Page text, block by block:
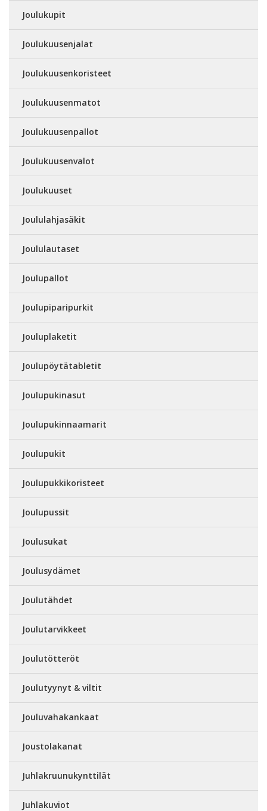
Joulukupit
Joulukuusenjalat
Joulukuusenkoristeet
Joulukuusenmatot
Joulukuusenpallot
Joulukuusenvalot
Joulukuuset
Joululahjasäkit
Joululautaset
Joulupallot
Joulupiparipurkit
Jouluplaketit
Joulupöytätabletit
Joulupukinasut
Joulupukinnaamarit
Joulupukit
Joulupukkikoristeet
Joulupussit
Joulusukat
Joulusydämet
Joulutähdet
Joulutarvikkeet
Joulutötteröt
Joulutyynyt & viltit
Jouluvahakankaat
Joustolakanat
Juhlakruunukynttilät
Juhlakuviot